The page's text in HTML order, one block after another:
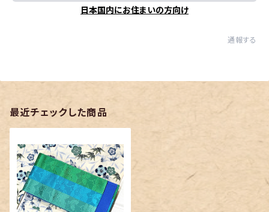
日本国内にお住まいの方向け
通報する
最近チェックした商品